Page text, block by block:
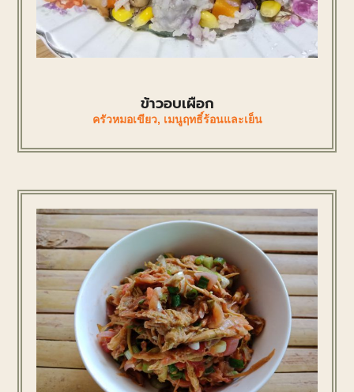
ข้าวอบเผือก
ครัวหมอเขียว, เมนูฤทธิ์ร้อนและเย็น